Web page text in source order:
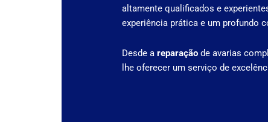
altamente qualificados e
experiência prática e um profundo
Desde a reparação de avarias
lhe oferecer um serviço de